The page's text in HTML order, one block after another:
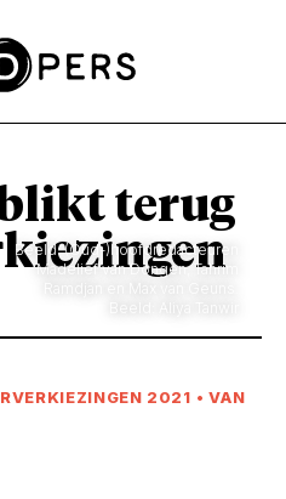
terug
Beeld: (Oud-)hoofdredacteuren
Madelief van Dongen, Tahrim
2021 • VAN